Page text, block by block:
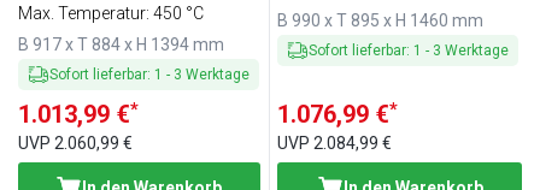
Max. Temperatur: 450 °C
B 917 x T 884 x H 1394 mm
Sofort lieferbar: 1 - 3 Werktage
1.013,99 €*
UVP 2.060,99 €
B 990 x T 895 x H 1460 mm
Sofort lieferbar: 1 - 3 Werktage
1.076,99 €*
UVP2.084,99 €